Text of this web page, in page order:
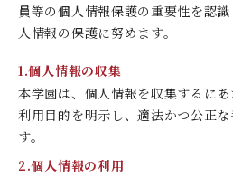
デジタルパンフレット
情報公開
国際交流
地域教育実践研究センター
九州女子大学大学院
人間科学研究科
人間科学専攻（修士課程）
教員検索
就職なんでも相談窓口
就職状況
WEB相談会
進路相談会案内
出前授業（高校生向け）
よくある質問
員等の個人情報保護の重要性を認
人情報の保護に努めます。
1.個人情報の収集
本学園は、個人情報を収集するに
利用目的を明示し、適法かつ公正
す。
2.個人情報の利用